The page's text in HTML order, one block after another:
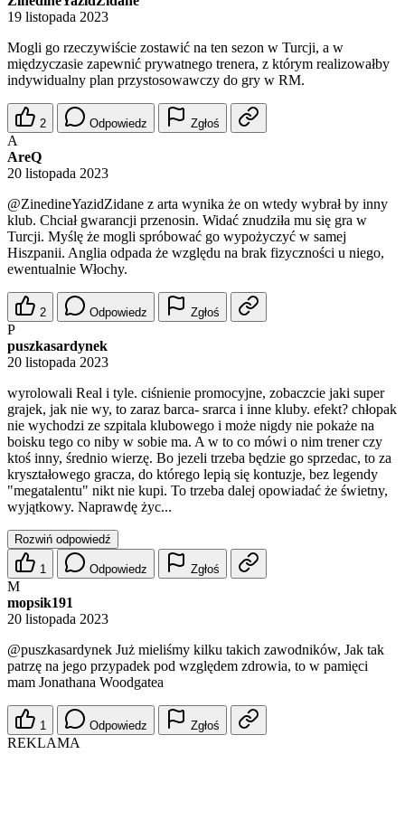
19 listopada 2023
Mogli go rzeczywiście zostawić na ten sezon w Turcji, a w
międzyczasie zapewnić prywatnego trenera, z którym realizowałby
indywidualny plan przystosowawczy do gry w RM.
2 Odpowiedz Zgłoś
A
AreQ
20 listopada 2023
@ZinedineYazidZidane z arta wynika że on wtedy wybrał by inny
klub. Chciał gwarancji przenosin. Widać znudziła mu się gra w
Turcji. Myślę że mogli spróbować go wypożyczyć w samej
Hiszpanii. Anglia odpada że względu na brak fizyczności u niego,
ewentualnie Włochy.
2 Odpowiedz Zgłoś
P
puszkasardynek
20 listopada 2023
wyrolowali Real i tyle. ciśnienie promocyjne, zobaczcie jaki super
grajek, jak nie wy, to zaraz barca- srarca i inne kluby. efekt? chłopak
nie wychodzi ze szpitala klubowego i może nigdy nie pokaże na
boisku tego co niby w sobie ma. A w to co mówi o nim trener czy
ktoś inny, średnio wierzę. Bo jezeli trzeba będzie go sprzedac, to za
kryształowego gracza, do którego lepią się kontuzje, bez legendy
"megatalentu" nikt nie kupi. To trzeba dalej opowiadać że świetny,
wyjątkowy. Naprawdę życ...
Rozwiń odpowiedź
1 Odpowiedz Zgłoś
M
mopsik191
20 listopada 2023
@puszkasardynek Już mieliśmy kilku takich zawodników, Jak tak
patrzę na jego przypadek pod względem zdrowia, to w pamięci
mam Jonathana Woodgatea
1 Odpowiedz Zgłoś
REKLAMA